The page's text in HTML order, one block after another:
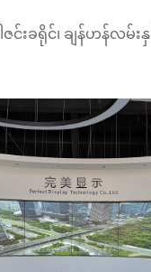
ါဇင်းခရိုင်၊ ချန်ဟန်လမ်